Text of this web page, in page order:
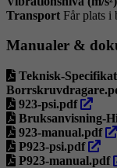
Transport Får plats i
Manualer &
Teknisk-
923-psi.pdf öppna
i
ny
flik
Bruksanvisning-
923-manual.pdf
ny
P923-psi.pdf öppna
i
P923-manual.pdf